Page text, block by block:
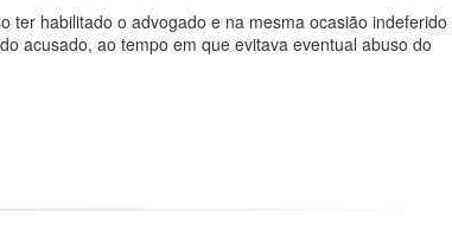
ter habilitado o advogado e na mesma ocasião indeferido
acusado, ao tempo em que evitava eventual abuso do